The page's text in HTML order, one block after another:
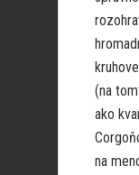
(na
ako
na